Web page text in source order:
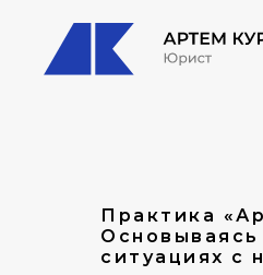
Практика
ситуациях с